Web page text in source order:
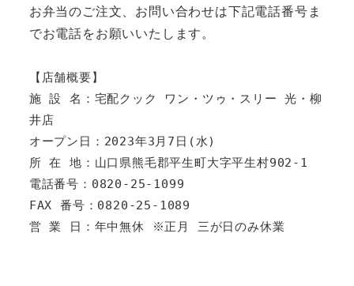
お弁当のご注文、お問い合わせは下記電話番号ま
でお電話をお願いいたします。
【店舗概要】
施 設 名：宅配クック ワン・ツゥ・スリー 光・柳
井店
オープン日：2023年3月7日(水)
所 在 地：山口県熊毛郡平生町大字平生村902-1
電話番号：0820-25-1099
FAX 番号：0820-25-1089
営 業 日：年中無休 ※正月 三が日のみ休業